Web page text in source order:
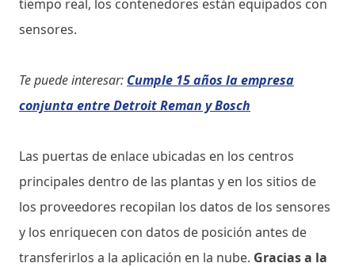
tiempo real, los contenedores están equipados con
sensores.
Te puede interesar: Cumple 15 años la empresa
conjunta entre Detroit Reman y Bosch
Las puertas de enlace ubicadas en los centros
principales dentro de las plantas y en los sitios de
los proveedores recopilan los datos de los sensores
y los enriquecen con datos de posición antes de
transferirlos a la aplicación en la nube. Gracias a la